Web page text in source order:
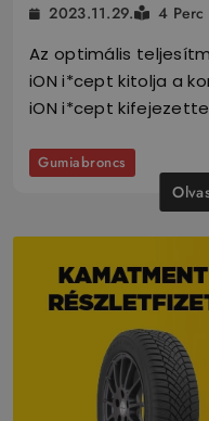
2023.11.29. 4 Perc
Az optimális
iON i*cept kitolja a
iON i*cept
Gumiabroncs